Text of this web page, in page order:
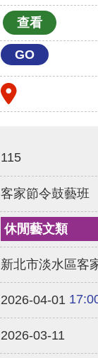
GO
115
客家節令鼓藝班
休閒藝文類
新北市淡水區客
2026-04-01
2026-03-11